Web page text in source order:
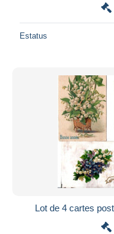
Estatus
Lot de 4 cartes